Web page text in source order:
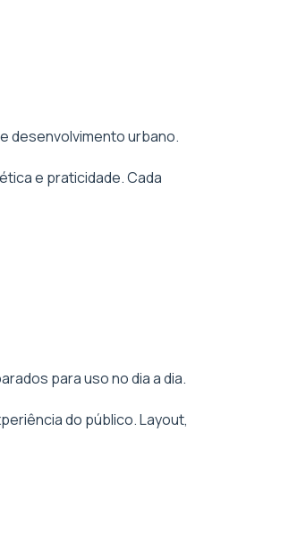
desenvolvimento urbano.
e praticidade. Cada
para uso no dia a dia.
do público. Layout,